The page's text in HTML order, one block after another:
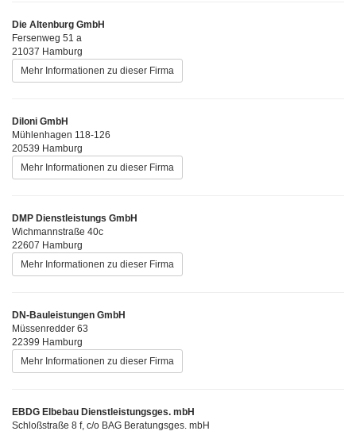
Die Altenburg GmbH
Fersenweg 51 a
21037 Hamburg
Mehr Informationen zu dieser Firma
Diloni GmbH
Mühlenhagen 118-126
20539 Hamburg
Mehr Informationen zu dieser Firma
DMP Dienstleistungs GmbH
Wichmannstraße 40c
22607 Hamburg
Mehr Informationen zu dieser Firma
DN-Bauleistungen GmbH
Müssenredder 63
22399 Hamburg
Mehr Informationen zu dieser Firma
EBDG Elbebau Dienstleistungsges. mbH
Schloßstraße 8 f, c/o BAG Beratungsges. mbH